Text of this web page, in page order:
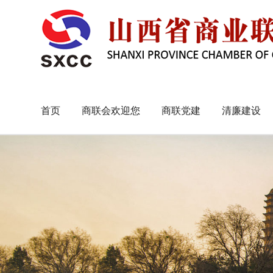
首页 商联会欢迎您 商联党建 清廉建设